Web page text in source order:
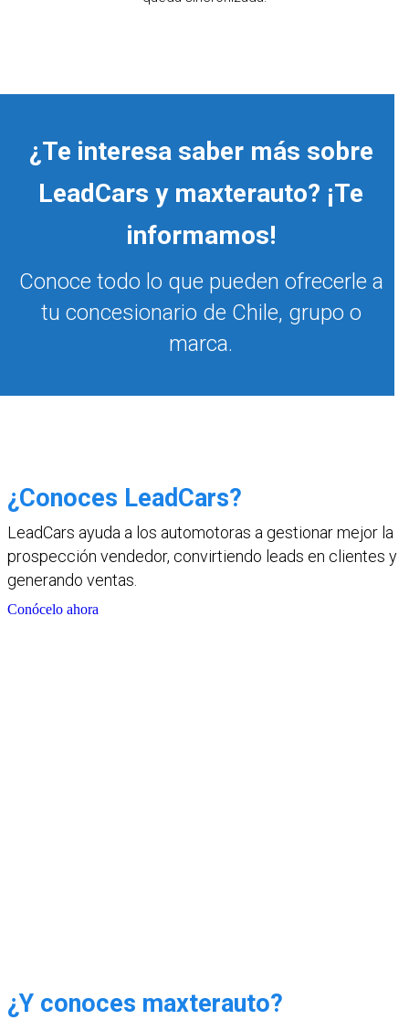
¿Te interesa saber más sobre
LeadCars y maxterauto? ¡Te
informamos!
Conoce todo lo que pueden ofrecerle a
tu concesionario de Chile, grupo o
marca.
¿Conoces LeadCars?
LeadCars ayuda a los automotoras a gestionar mejor la
prospección vendedor, convirtiendo leads en clientes y
generando ventas.
Conócelo ahora
¿Y conoces maxterauto?